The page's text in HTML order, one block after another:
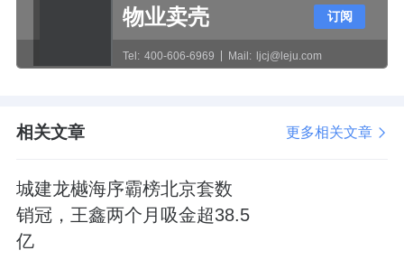
实在太高了。
在北京楼市，一般来说，楼盘容积率2.8，建筑
等；
而限高60米的楼盘，容积率一般在2.5以下：
如国贤府PARK、星寰时代，仅为2.07至2.1。
物业卖壳
Tel: 400-606-6969 Mail: ljcj@leju.com
订阅
相关文章 更多相关文章
城建龙樾海序霸榜北京套数
销冠，王鑫两个月吸金超38.5
亿